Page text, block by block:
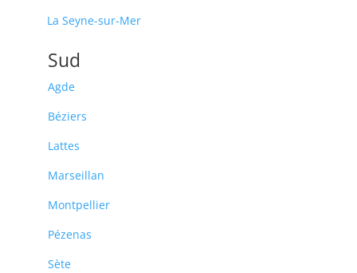
La Seyne-sur-Mer
Sud
Agde
Béziers
Lattes
Marseillan
Montpellier
Pézenas
Sète